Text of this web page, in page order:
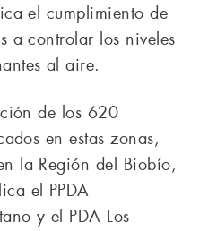
el cumplimiento de
a controlar los niveles
al aire.
de los 620
en estas zonas,
la Región del Biobío,
el PPDA
y el PDA Los